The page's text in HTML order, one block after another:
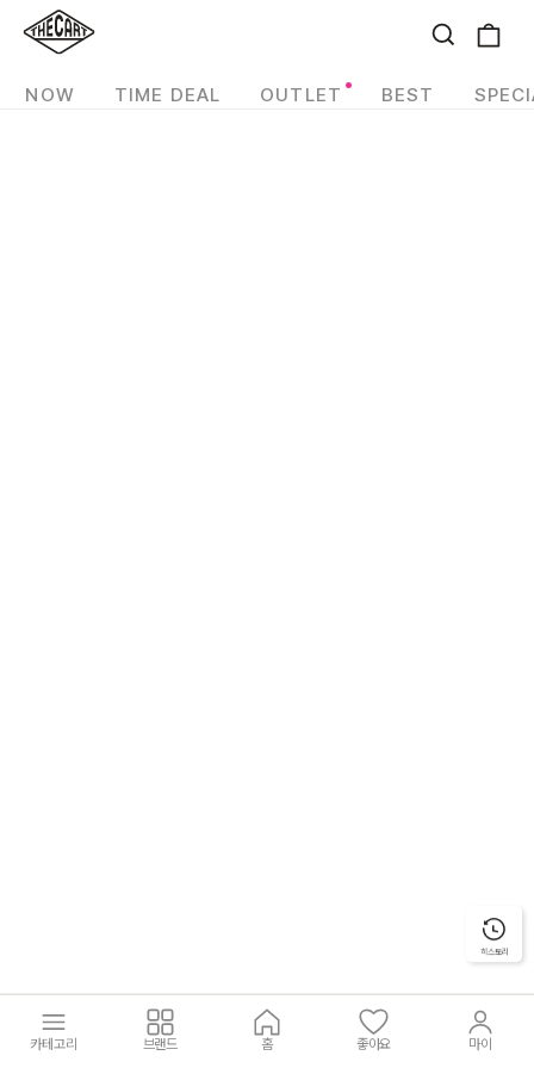
NOW TIME DEAL OUTLET BEST
히스토리
카테고리 브랜드 홈 좋아요 마이